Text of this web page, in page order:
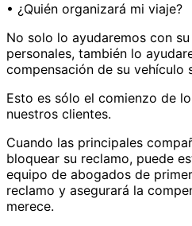
• ¿Quién organizará mi viaje?
No solo lo ayudaremos con
personales, también lo
compensación de su vehículo
Esto es sólo el comienzo de
nuestros clientes.
Cuando las principales
bloquear su reclamo, puede
equipo de abogados de
reclamo y asegurará la
merece.